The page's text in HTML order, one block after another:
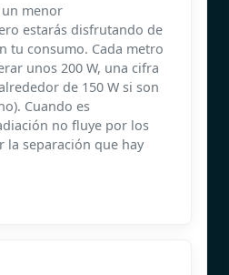
menor
estarás disfrutando de
tu consumo. Cada metro
unos 200 W, una cifra
de 150 W si son
Cuando es
no fluye por los
la separación que hay